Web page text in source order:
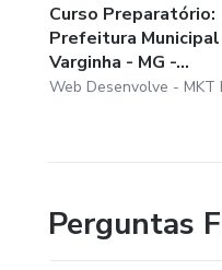
Curso Preparatório:
Prefeitura
Varginha - MG -...
Web Desenvolve - MKT
Perguntas